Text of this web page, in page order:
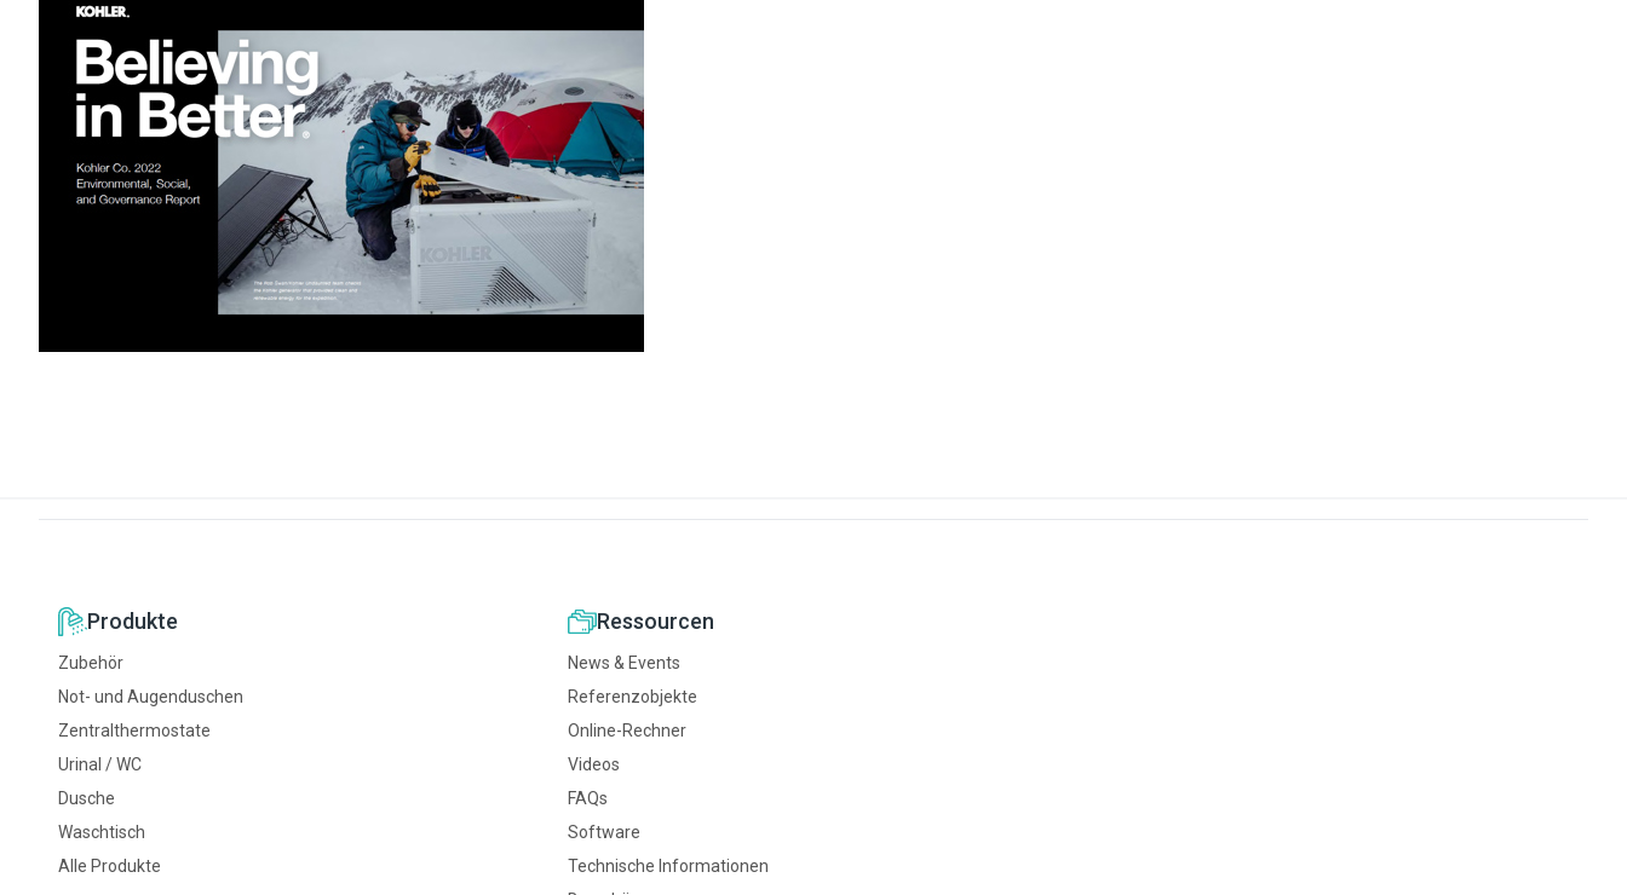
Produkte
Zubehör
Not- und Augenduschen
Zentralthermostate
Urinal / WC
Dusche
Waschtisch
Alle Produkte
Ressourcen
News & Events
Referenzobjekte
Online-Rechner
Videos
FAQs
Software
Technische Informationen